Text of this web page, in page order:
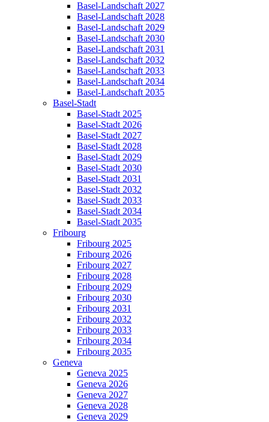
Basel-Landschaft 2027
Basel-Landschaft 2028
Basel-Landschaft 2029
Basel-Landschaft 2030
Basel-Landschaft 2031
Basel-Landschaft 2032
Basel-Landschaft 2033
Basel-Landschaft 2034
Basel-Landschaft 2035
Basel-Stadt
Basel-Stadt 2025
Basel-Stadt 2026
Basel-Stadt 2027
Basel-Stadt 2028
Basel-Stadt 2029
Basel-Stadt 2030
Basel-Stadt 2031
Basel-Stadt 2032
Basel-Stadt 2033
Basel-Stadt 2034
Basel-Stadt 2035
Fribourg
Fribourg 2025
Fribourg 2026
Fribourg 2027
Fribourg 2028
Fribourg 2029
Fribourg 2030
Fribourg 2031
Fribourg 2032
Fribourg 2033
Fribourg 2034
Fribourg 2035
Geneva
Geneva 2025
Geneva 2026
Geneva 2027
Geneva 2028
Geneva 2029